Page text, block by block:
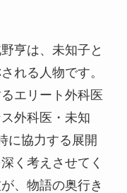
亨は、未知子と
れる人物です。
エリート外科医
外科医・未知
に協力する展開
く考えさせてく
、物語の奥行き